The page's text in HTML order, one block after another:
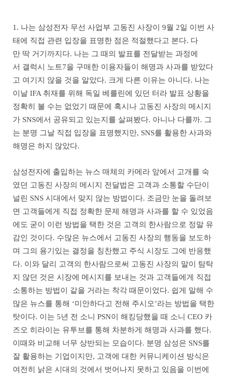
1. 나는 삼성전자 무선 사업부 고동진 사장이 9월 2일 이번 사
태에 직접 관련 입장을 표명한 점은 적절했다고 본다. 다
만 딱 거기까지다. 나는 그 때의 발표를 전달받는 과정에
서 갤럭시 노트7을 구매한 이용자들이 해명과 사과를 받았다
고 여기지 않을 것을 알았다. 크게 다른 이유는 아니다. 나는
이날 IFA 취재를 위해 독일 베를린에 있던 터라 발표 상황을
정확히 볼 수는 없었기 때문에 혹시나 고동진 사장의 메시지
가 SNS에서 공유되고 있는지를 살펴봤다. 아니나 다를까. 그
는 분명 그날 직접 입장을 표명했지만, SNS를 활용한 사과와
해명은 하지 않았다.
삼성전자에 출입하는 뉴스 매체의 카메라 앞에서 고개를 숙
였던 고동진 사장의 메시지 전달법은 고객과 소통할 수단이
널린 SNS 시대에서 맞지 않는 방법이다. 조금만 눈을 돌려보
면 고객들에게 직접 정확한 문제 해명과 사과를 할 수 있었음
에도 굳이 이런 방법을 택한 것은 고객의 한사람으로 정말 유
감인 것이다. 수많은 뉴스에서 고동진 사장의 행동을 보도하
며 그의 용기있는 결정을 칭찬했고 주식 시장도 그에 반응했
다. 이와 달리 고객의 한사람으로써 고동진 사장의 말이 탐탁
지 않던 것은 시장에 메시지를 보내는 것과 고객들에게 직접
소통하는 방법이 같을 거라는 착각 때문이었다. 쉽게 말해 수
많은 뉴스를 통해 ‘미안하다고 전해 주시오’라는 방법을 택한
탓이다. 이는 5년 전 소니 PSN이 해킹당했을 때 소니 CEO 카
즈오 히라이는 유투브를 통해 차분하게 해명과 사과를 했다.
이때와 비교해 너무 상반되는 모습이다. 분명 삼성은 SNS를
잘 활용하는 기업이지만, 고객에 대한 커뮤니케이션 방식은
여전히 낡은 시대의 것에서 벗어나지 못하고 있음을 이번에